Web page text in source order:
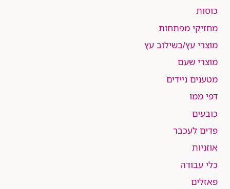
כוסות
מחזיקי מפתחות
מוצרי עץ/בשילוב עץ
מוצרי שעם
מטענים ניידים
דפי ממו
כובעים
פדים לעכבר
אוזניות
כלי עבודה
פאזלים